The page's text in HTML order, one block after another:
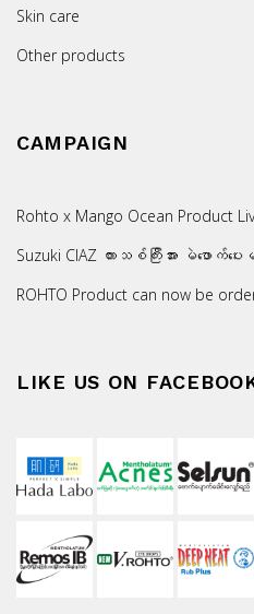
Skin care
Other products
CAMPAIGN
Rohto x Mango Ocean Product
Suzuki CIAZ ကားသစ်ကြီးအား မဲဖေ
ROHTO Product can now be
LIKE US ON